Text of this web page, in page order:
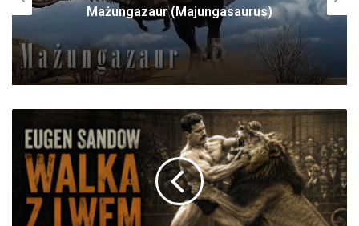
Mażungazaur (Majungasaurus)